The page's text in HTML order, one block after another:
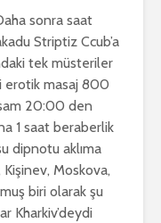
sonra saat
Striptiz Ccub’a
tek müsteriler
erotik masaj 800
20:00 den
1 saat beraberlik
dipnotu aklıma
Moskova,
biri olarak şu
Kharkiv’deydi